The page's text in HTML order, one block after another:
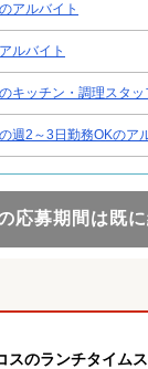
アルバイト
ルバイト
キッチン・調理スタッ
週2～3日勤務OKのア
応募期間は既
スのランチタイム